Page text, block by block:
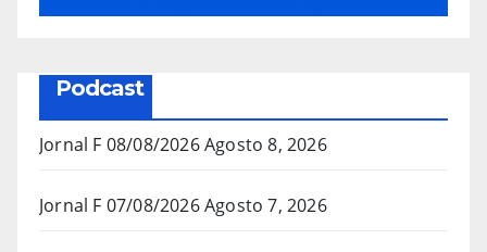
Podcast
Jornal F 08/08/2026Agosto 8, 2026
Jornal F 07/08/2026Agosto 7, 2026